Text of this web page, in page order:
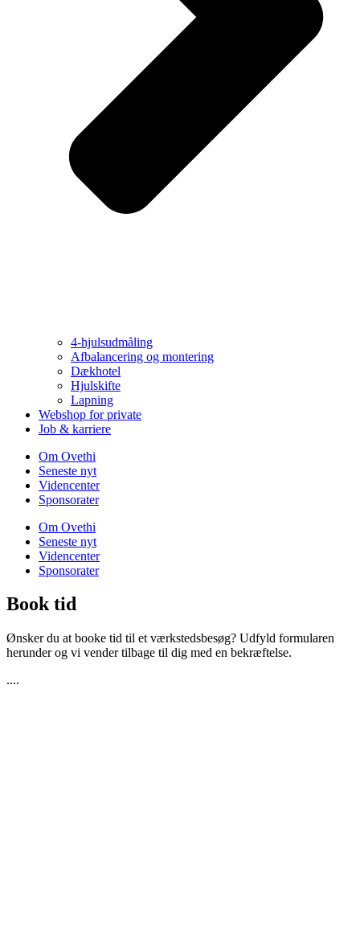
4-hjulsudmåling
Afbalancering og montering
Dækhotel
Hjulskifte
Lapning
Webshop for private
Job & karriere
Om Ovethi
Seneste nyt
Videncenter
Sponsorater
Om Ovethi
Seneste nyt
Videncenter
Sponsorater
Book tid
Ønsker du at booke tid til et værkstedsbesøg? Udfyld formularen
herunder og vi vender tilbage til dig med en bekræftelse.
....